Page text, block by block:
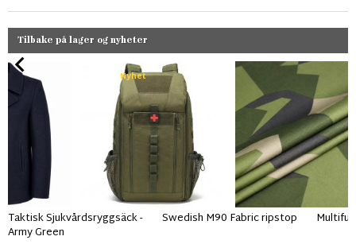
Tilbake på lager og nyheter
Nyhet
Taktisk Sjukvårdsryggsäck -
Army Green
Swedish M90 Fabric ripstop